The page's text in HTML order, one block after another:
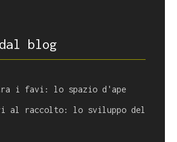
blog
i favi: lo spazio d'ape
al raccolto: lo sviluppo del